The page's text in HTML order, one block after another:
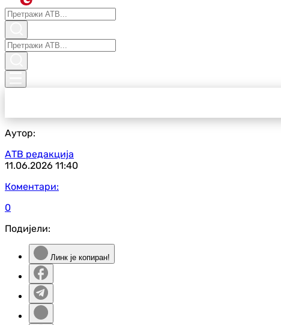
Аутор:
АТВ редакција
11.06.2026 11:40
Коментари:
0
Подијели:
Линк је копиран!